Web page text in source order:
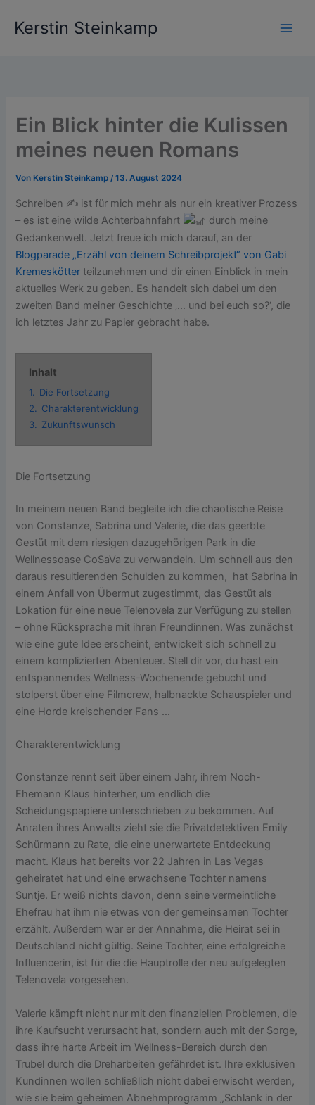
InhaltKerstin Steinkamp
Ein Blick hinter die Kulissen
meines neuen Romans
Von Kerstin Steinkamp/13. August 2024
Schreiben ✍ ist für mich mehr als nur ein kreativer Prozess
– es ist eine wilde Achterbahnfahrt
durch meine
Gedankenwelt. Jetzt freue ich mich darauf, an der
Blogparade „Erzähl von deinem Schreibprojekt“ von Gabi
Kremeskötter teilzunehmen und dir einen Einblick in mein
aktuelles Werk zu geben. Es handelt sich dabei um den
zweiten Band meiner Geschichte ‚… und bei euch so?‘, die
ich letztes Jahr zu Papier gebracht habe.
Inhalt
1. Die Fortsetzung
2. Charakterentwicklung
3. Zukunftswunsch
Die Fortsetzung
In meinem neuen Band begleite ich die chaotische Reise
von Constanze, Sabrina und Valerie, die das geerbte
Gestüt mit dem riesigen dazugehörigen Park in die
Wellnessoase CoSaVa zu verwandeln. Um schnell aus den
daraus resultierenden Schulden zu kommen, hat Sabrina in
einem Anfall von Übermut zugestimmt, das Gestüt als
Lokation für eine neue Telenovela zur Verfügung zu stellen
– ohne Rücksprache mit ihren Freundinnen. Was zunächst
wie eine gute Idee erscheint, entwickelt sich schnell zu
einem komplizierten Abenteuer. Stell dir vor, du hast ein
entspannendes Wellness-Wochenende gebucht und
stolperst über eine Filmcrew, halbnackte Schauspieler und
eine Horde kreischender Fans …
Charakterentwicklung
Constanze rennt seit über einem Jahr, ihrem Noch-
Ehemann Klaus hinterher, um endlich die
Scheidungspapiere unterschrieben zu bekommen. Auf
Anraten ihres Anwalts zieht sie die Privatdetektiven Emily
Schürmann zu Rate, die eine unerwartete Entdeckung
macht. Klaus hat bereits vor 22 Jahren in Las Vegas
geheiratet hat und eine erwachsene Tochter namens
Suntje. Er weiß nichts davon, denn seine vermeintliche
Ehefrau hat ihm nie etwas von der gemeinsamen Tochter
erzählt. Außerdem war er der Annahme, die Heirat sei in
Deutschland nicht gültig. Seine Tochter, eine erfolgreiche
Influencerin, ist für die die Hauptrolle der neu aufgelegten
Telenovela vorgesehen.
Valerie kämpft nicht nur mit den finanziellen Problemen, die
ihre Kaufsucht verursacht hat, sondern auch mit der Sorge,
dass ihre harte Arbeit im Wellness-Bereich durch den
Trubel durch die Dreharbeiten gefährdet ist. Ihre exklusiven
Kundinnen wollen schließlich nicht dabei erwischt werden,
wie sie beim geheimen Abnehmprogramm „Schlank in der